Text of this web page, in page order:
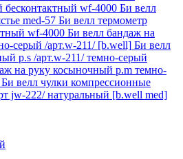
бесконтактный wf-4000 Би велл
med-57 Би велл термометр
wf-4000 Би велл бандаж на
серый /арт.w-211/ [b.well] Би велл
р.s /арт.w-211/ темно-серый
на руку косыночный р.m темно-
Би велл чулки компрессионные
jw-222/ натуральный [b.well med]